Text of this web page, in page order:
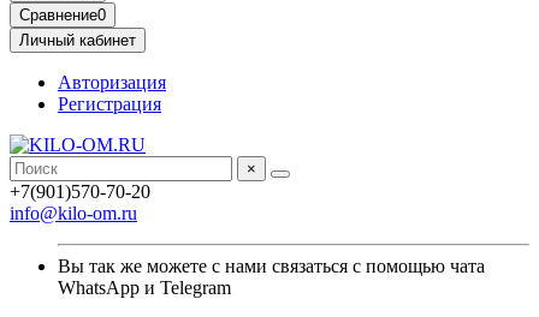
Сравнение0
Личный кабинет
Авторизация
Регистрация
×
+7(901)570-70-20
info@kilo-om.ru
Вы так же можете с нами связаться с помощью чата
WhatsApp и Telegram